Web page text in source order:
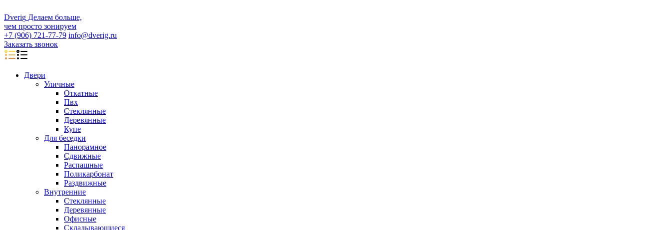
Dverig Делаем больше,
чем просто зонируем
+7 (906) 721-77-79 info@dverig.ru
Заказать звонок
Двери
Уличные
Откатные
Пвх
Стеклянные
Деревянные
Купе
Для беседки
Панорамное
Сдвижные
Распашные
Поликарбонат
Раздвижные
Внутренние
Стеклянные
Деревянные
Офисные
Складывающиеся